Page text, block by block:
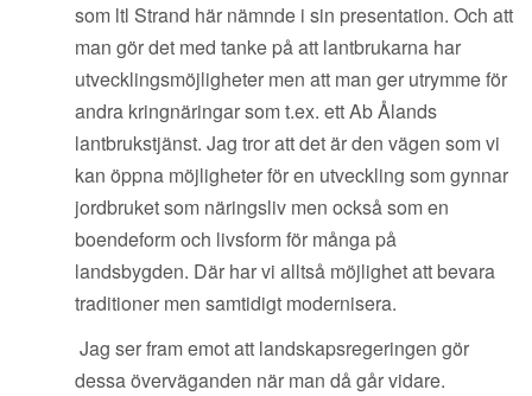
som ltl Strand här nämnde i sin presentation. Och att
man gör det med tanke på att lantbrukarna har
utvecklingsmöjligheter men att man ger utrymme för
andra kringnäringar som t.ex. ett Ab Ålands
lantbrukstjänst. Jag tror att det är den vägen som vi
kan öppna möjligheter för en utveckling som gynnar
jordbruket som näringsliv men också som en
boendeform och livsform för många på
landsbygden. Där har vi alltså möjlighet att bevara
traditioner men samtidigt modernisera.
Jag ser fram emot att landskapsregeringen gör
dessa överväganden när man då går vidare.